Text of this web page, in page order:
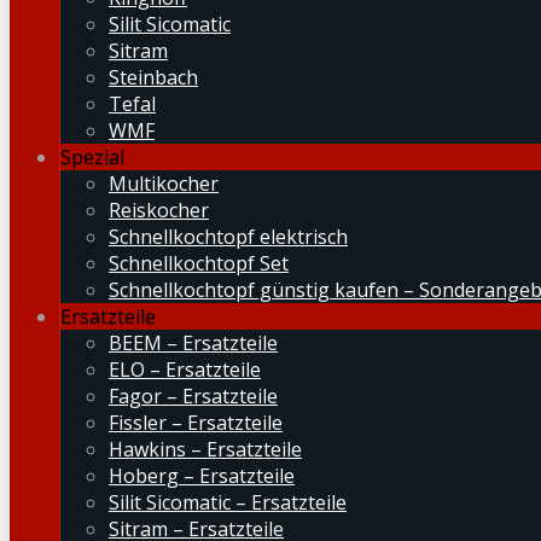
Silit Sicomatic
Sitram
Steinbach
Tefal
WMF
Spezial
Multikocher
Reiskocher
Schnellkochtopf elektrisch
Schnellkochtopf Set
Schnellkochtopf günstig kaufen –
Ersatzteile
BEEM – Ersatzteile
ELO – Ersatzteile
Fagor – Ersatzteile
Fissler – Ersatzteile
Hawkins – Ersatzteile
Hoberg – Ersatzteile
Silit Sicomatic – Ersatzteile
Sitram – Ersatzteile